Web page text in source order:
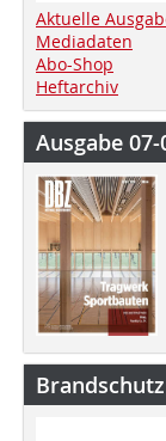
Aktuelle
Mediadaten
Abo-Shop
Heftarchiv
Ausgabe
Brandschutz